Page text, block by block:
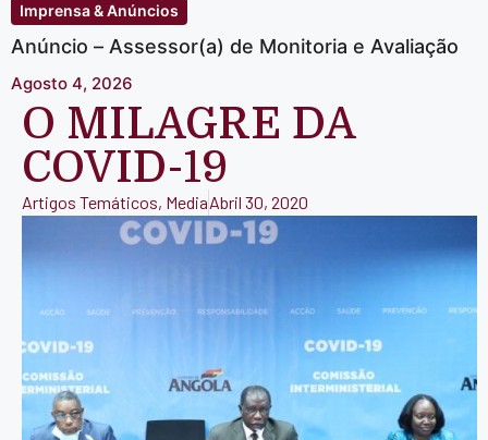
Imprensa & Anúncios
Anúncio – Assessor(a) de Monitoria e Avaliação
Agosto 4, 2026
O MILAGRE DA
COVID-19
Artigos Temáticos, MediaAbril 30, 2020